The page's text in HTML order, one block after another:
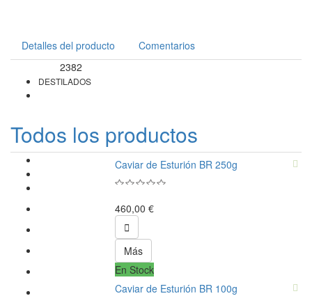
Detalles del producto Comentarios
2382
DESTILADOS
Todos los productos
Caviar de Esturión BR 250g
460,00 €

Más
En Stock
Caviar de Esturión BR 100g